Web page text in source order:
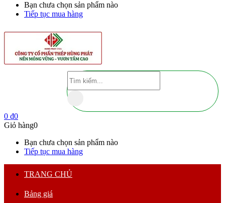
Bạn chưa chọn sản phẩm nào
Tiếp tục mua hàng
0 ₫0
Giỏ hàng0
Bạn chưa chọn sản phẩm nào
Tiếp tục mua hàng
TRANG CHỦ
Bảng giá